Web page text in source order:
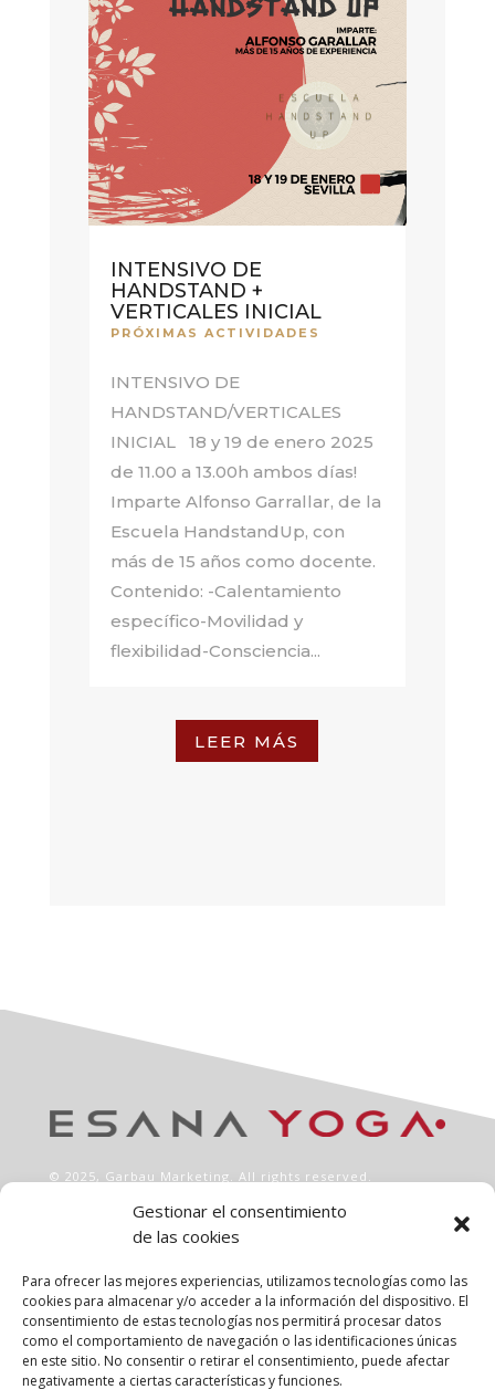
Gestionar el consentimiento
de las cookies
Para ofrecer las mejores experiencias, utilizamos tecnologías como las
cookies para almacenar y/o acceder a la información del dispositivo. El
consentimiento de estas tecnologías nos permitirá procesar datos
como el comportamiento de navegación o las identificaciones únicas
en este sitio. No consentir o retirar el consentimiento, puede afectar
negativamente a ciertas características y funciones.
INTENSIVO DE
HANDSTAND +
VERTICALES INICIAL
PRÓXIMAS ACTIVIDADES
INTENSIVO DE
HANDSTAND/VERTICALES
INICIAL 18 y 19 de enero 2025
de 11.00 a 13.00h ambos días!
Imparte Alfonso Garrallar, de la
Escuela HandstandUp, con
más de 15 años como docente.
Contenido: -Calentamiento
específico-Movilidad y
flexibilidad-Consciencia...
LEER MÁS
© 2025, Garbau Marketing. All rights reserved.
INFO
Aviso legal
Política de privacidad
Política de cookies
Clases
Talleres